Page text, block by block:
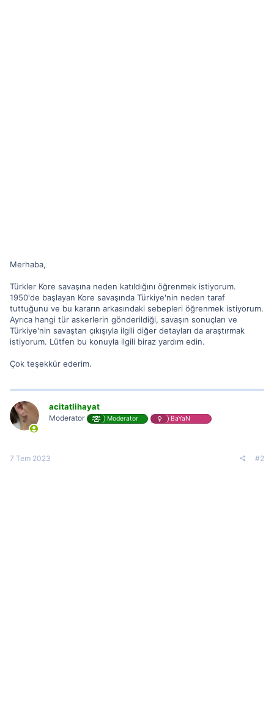
Merhaba,
Türkler Kore savaşına neden katıldığını öğrenmek istiyorum.
1950'de başlayan Kore savaşında Türkiye'nin neden taraf
tuttuğunu ve bu kararın arkasındaki sebepleri öğrenmek istiyorum.
Ayrıca hangi tür askerlerin gönderildiği, savaşın sonuçları ve
Türkiye'nin savaştan çıkışıyla ilgili diğer detayları da araştırmak
istiyorum. Lütfen bu konuyla ilgili biraz yardım edin.
Çok teşekkür ederim.
acitatlihayat
Moderator Moderator BaYaN
7 Tem 2023 #2